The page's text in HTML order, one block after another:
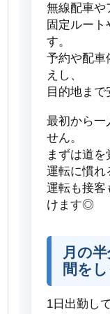
無線配車や
固定ルート
す。
予約や配車
えし、
目的地まで
最初から一
せん。
まずは道を
運転に慣れ
運転も接客
けます◎
月の
間を
1日出勤し